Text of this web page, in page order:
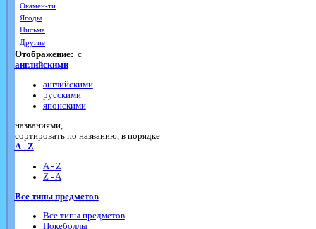
Окамен-ти
Ягоды
Письма
Другие
Отображение: с
английскими
английскими
русскими
японскими
названиями,
cортировать по названию, в порядке
A - Z
A - Z
Z - A
Все типы предметов
Все типы предметов
Покеболлы